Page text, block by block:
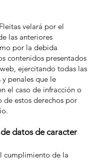
velará por el
las anteriores
por la debida
contenidos presentados
ejercitando todas las
y penales que le
el caso de infracción o
estos derechos por
datos de caracter
cumplimiento de la